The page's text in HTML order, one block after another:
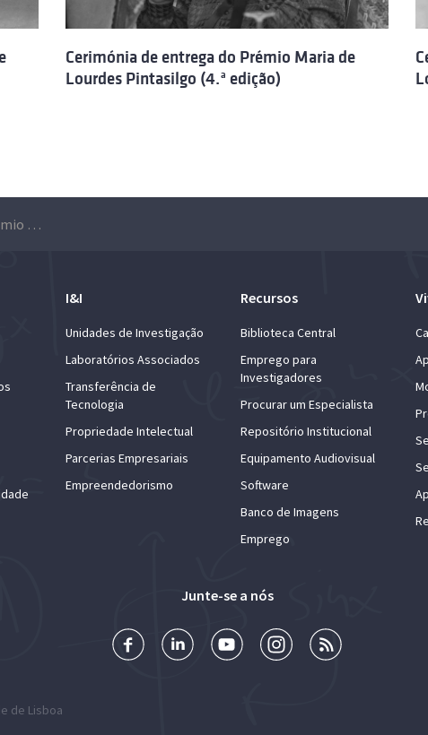
Cerimónia de entrega do Prémio Maria de
Lourdes Pintasilgo (4.ª edição)
Cerimónia de entrega do Prémio Maria de Lourdes Pintasilgo – Edição 2018
I&I
Unidades de Investigação
Laboratórios Associados
Transferência de
Tecnologia
Propriedade Intelectual
Parcerias Empresariais
Empreendedorismo
Recursos
Biblioteca Central
Emprego para
Investigadores
Procurar um Especialista
Repositório Institucional
Equipamento Audiovisual
Software
Banco de Imagens
Emprego
Junte-se a nós
de Lisboa